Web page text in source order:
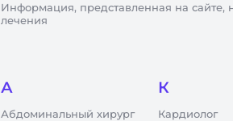
Информация, представленная на сайте,
лечения
А
Абдоминальный хирург
К
Кардиолог